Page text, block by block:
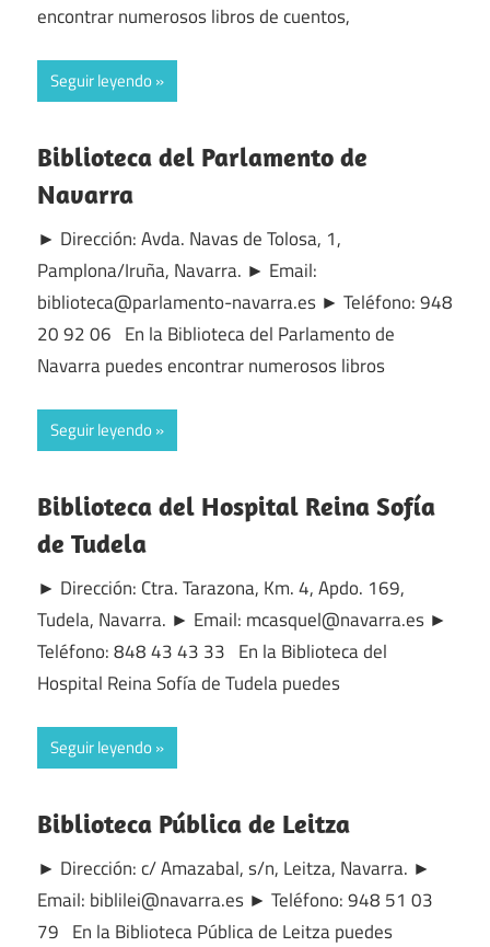
encontrar numerosos libros de cuentos,
Seguir leyendo
Biblioteca del Parlamento de
Navarra
► Dirección: Avda. Navas de Tolosa, 1,
Pamplona/Iruña, Navarra. ► Email:
biblioteca@parlamento-navarra.es ► Teléfono: 948
20 92 06 En la Biblioteca del Parlamento de
Navarra puedes encontrar numerosos libros
Seguir leyendo
Biblioteca del Hospital Reina Sofía
de Tudela
► Dirección: Ctra. Tarazona, Km. 4, Apdo. 169,
Tudela, Navarra. ► Email: mcasquel@navarra.es ►
Teléfono: 848 43 43 33 En la Biblioteca del
Hospital Reina Sofía de Tudela puedes
Seguir leyendo
Biblioteca Pública de Leitza
► Dirección: c/ Amazabal, s/n, Leitza, Navarra. ►
Email: biblilei@navarra.es ► Teléfono: 948 51 03
79 En la Biblioteca Pública de Leitza puedes